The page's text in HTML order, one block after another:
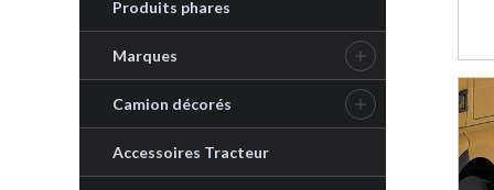
Produits phares
Marques 
Camion décorés 
Accessoires Tracteur